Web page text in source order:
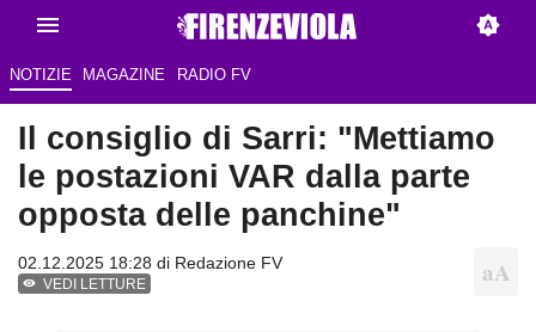
NOTIZIE MAGAZINE RADIO FV
Il consiglio di Sarri: "Mettiamo
le postazioni VAR dalla parte
opposta delle panchine"
02.12.2025 18:28 di Redazione FV
VEDI LETTURE